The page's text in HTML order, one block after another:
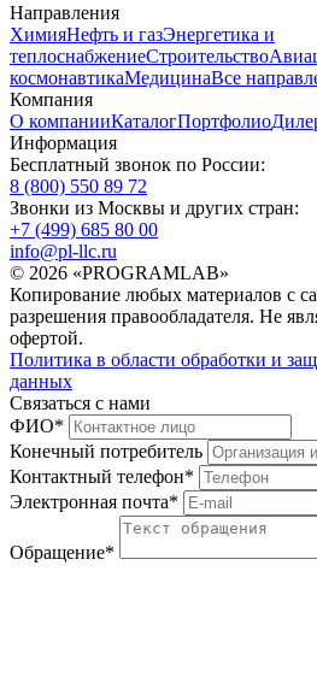
Направления
ХимияНефть и газЭнергетика и
теплоснабжениеСтроительство
космонавтикаМедицинаВсе
Компания
О компанииКаталогПортфолио
Информация
Бесплатный звонок по России:
8 (800) 550 89 72
Звонки из Москвы и других стран:
+7 (499) 685 80 00
info@pl-llc.ru
© 2026 «PROGRAMLAB»
Копирование любых материалов с
разрешения правообладателя. Не
офертой.
Политика в области обработки и
данных
Связаться с нами
ФИО*
Конечный потребитель
Контактный телефон*
Электронная почта*
Обращение*